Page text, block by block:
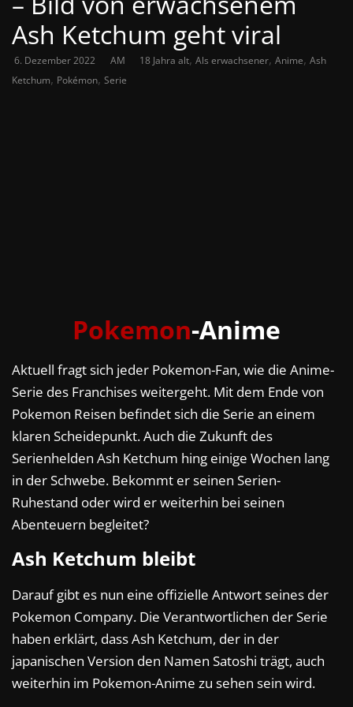
Ash Ketchum geht viral
6. Dezember 2022 AM 18 Jahra alt, Als erwachsener, Anime, Ash
Ketchum, Pokémon, Serie
Pokemon-Anime
Aktuell fragt sich jeder Pokemon-Fan, wie die Anime-
Serie des Franchises weitergeht. Mit dem Ende von
Pokemon Reisen befindet sich die Serie an einem
klaren Scheidepunkt. Auch die Zukunft des
Serienhelden Ash Ketchum hing einige Wochen lang
in der Schwebe. Bekommt er seinen Serien-
Ruhestand oder wird er weiterhin bei seinen
Abenteuern begleitet?
Ash Ketchum bleibt
Darauf gibt es nun eine offizielle Antwort seines der
Pokemon Company. Die Verantwortlichen der Serie
haben erklärt, dass Ash Ketchum, der in der
japanischen Version den Namen Satoshi trägt, auch
weiterhin im Pokemon-Anime zu sehen sein wird.